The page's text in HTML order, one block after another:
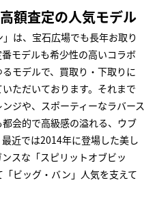
額査定の人気モデル
は、宝石広場でも長年お取り
モデルも希少性の高いコラボ
モデルで、買取り・下取りに
ただいております。それまで
ジや、スポーティーなラバース
会的で高級感の溢れる、ウブ
近では2014年に登場した美し
スな「スピリットオブビッ
ビッグ・バン」人気を支えて